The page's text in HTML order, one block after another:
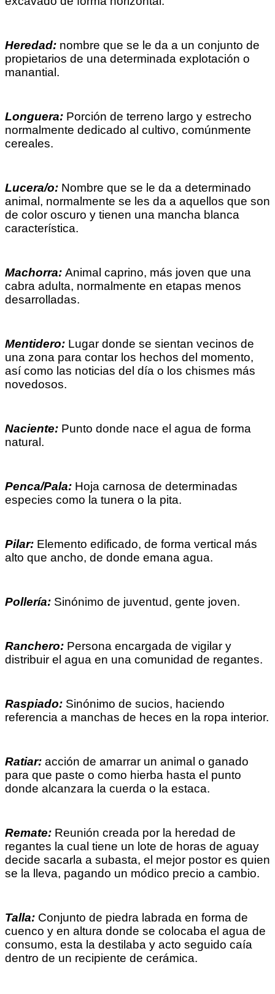
Heredad: nombre que se le da a un conjunto de
propietarios de una determinada explotación o
manantial.
Longuera: Porción de terreno largo y estrecho
normalmente dedicado al cultivo, comúnmente
cereales.
Lucera/o: Nombre que se le da a determinado
animal, normalmente se les da a aquellos que son
de color oscuro y tienen una mancha blanca
característica.
Machorra: Animal caprino, más joven que una
cabra adulta, normalmente en etapas menos
desarrolladas.
Mentidero: Lugar donde se sientan vecinos de
una zona para contar los hechos del momento,
así como las noticias del día o los chismes más
novedosos.
Naciente: Punto donde nace el agua de forma
natural.
Penca/Pala: Hoja carnosa de determinadas
especies como la tunera o la pita.
Pilar: Elemento edificado, de forma vertical más
alto que ancho, de donde emana agua.
Pollería: Sinónimo de juventud, gente joven.
Ranchero: Persona encargada de vigilar y
distribuir el agua en una comunidad de regantes.
Raspiado: Sinónimo de sucios, haciendo
referencia a manchas de heces en la ropa interior.
Ratiar: acción de amarrar un animal o ganado
para que paste o como hierba hasta el punto
donde alcanzara la cuerda o la estaca.
Remate: Reunión creada por la heredad de
regantes la cual tiene un lote de horas de aguay
decide sacarla a subasta, el mejor postor es quien
se la lleva, pagando un módico precio a cambio.
Talla: Conjunto de piedra labrada en forma de
cuenco y en altura donde se colocaba el agua de
consumo, esta la destilaba y acto seguido caía
dentro de un recipiente de cerámica.